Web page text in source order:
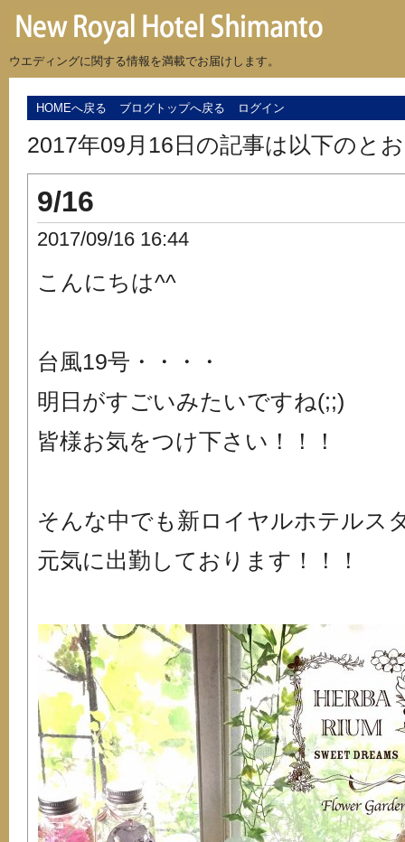
ウエディングに関する情報を満載でお届けします。
HOMEへ戻る ブログトップへ戻る ログイン
2017年09月16日の記事は以下のと
9/16
2017/09/16 16:44
こんにちは^^
台風19号・・・・
明日がすごいみたいですね(;;)
皆様お気をつけ下さい！！！
そんな中でも新ロイヤルホテルス
元気に出勤しております！！！